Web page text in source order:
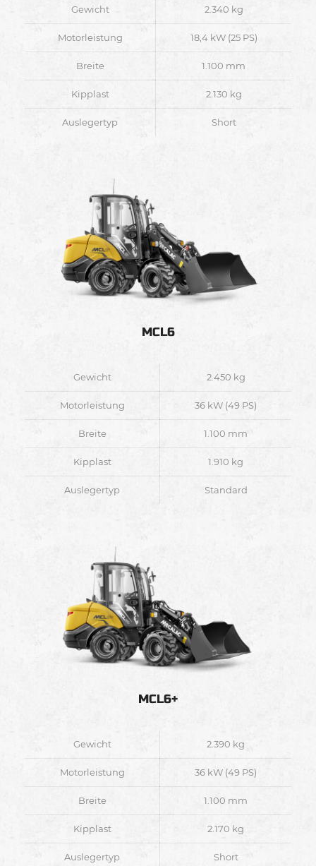
Gewicht 2.340 kg
Motorleistung 18,4 kW (25 PS)
Breite 1.100 mm
Kipplast 2.130 kg
Auslegertyp Short
MCL6
Gewicht 2.450 kg
Motorleistung 36 kW (49 PS)
Breite 1.100 mm
Kipplast 1.910 kg
Auslegertyp Standard
MCL6+
Gewicht 2.390 kg
Motorleistung 36 kW (49 PS)
Breite 1.100 mm
Kipplast 2.170 kg
Auslegertyp Short